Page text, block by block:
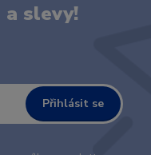
a slevy!
Přihlásit se